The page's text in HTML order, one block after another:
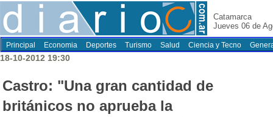
Catamarca
Jueves 06 de
Principal Economia Deportes Turismo Salud Ciencia y Tecno
18-10-2012 19:30
Castro: "Una gran cantidad de
británicos no aprueba la